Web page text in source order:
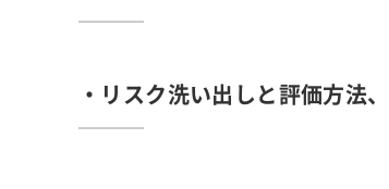
・リスク洗い出しと評価方法